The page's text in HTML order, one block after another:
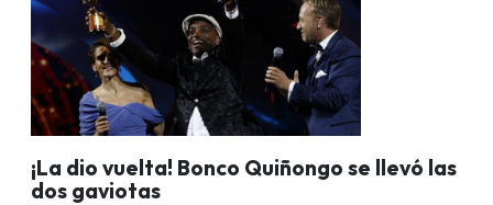
¡La dio vuelta! Bonco Quiñongo se llevó las
dos gaviotas